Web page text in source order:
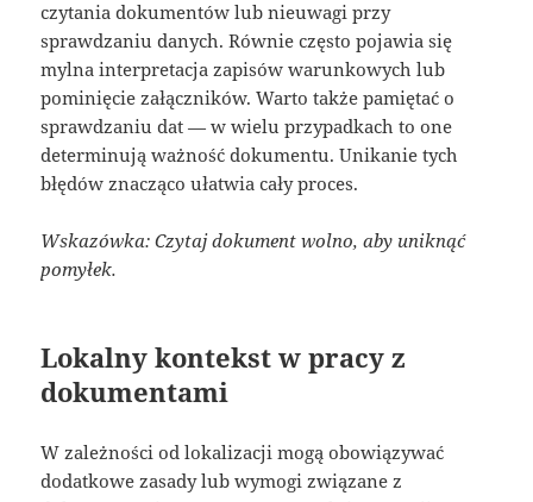
czytania dokumentów lub nieuwagi przy
sprawdzaniu danych. Równie często pojawia się
mylna interpretacja zapisów warunkowych lub
pominięcie załączników. Warto także pamiętać o
sprawdzaniu dat — w wielu przypadkach to one
determinują ważność dokumentu. Unikanie tych
błędów znacząco ułatwia cały proces.
Wskazówka: Czytaj dokument wolno, aby uniknąć
pomyłek.
Lokalny kontekst w pracy z
dokumentami
W zależności od lokalizacji mogą obowiązywać
dodatkowe zasady lub wymogi związane z